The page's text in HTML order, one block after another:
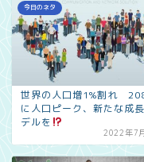
今日のネタ
世界の人口増1%割れ
に人口ピーク、新たな成
デルを
2022年7